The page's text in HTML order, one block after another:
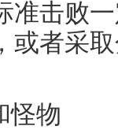
准击败
或者采
怪物